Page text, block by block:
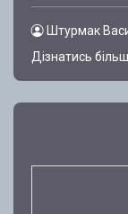
Штурмак
Дізнатись